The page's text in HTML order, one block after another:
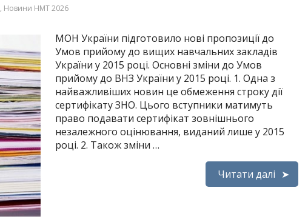
, Новини НМТ 2026
МОН України підготовило нові пропозиції до
Умов прийому до вищих навчальних закладів
України у 2015 році. Основні зміни до Умов
прийому до ВНЗ України у 2015 році. 1. Одна з
найважливіших новин це обмеження строку дії
сертифікату ЗНО. Цього вступники матимуть
право подавати сертифікат зовнішнього
незалежного оцінювання, виданий лише у 2015
році. 2. Також зміни …
Читати далі